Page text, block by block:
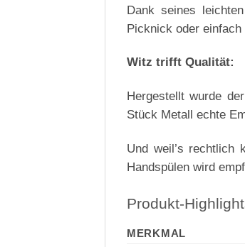
Dank seines
Picknick oder
Witz trifft Qualität:
Hergestellt wurde
Stück Metall echte
Und weil’s rechtlich
Handspülen wird
Produkt-
MERKMAL